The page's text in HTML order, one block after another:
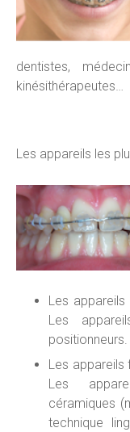
dentistes,
kinésithérapeutes…
Les appareils les
Les
Les
positionneurs.
Les appareils
Les
céramiques
technique